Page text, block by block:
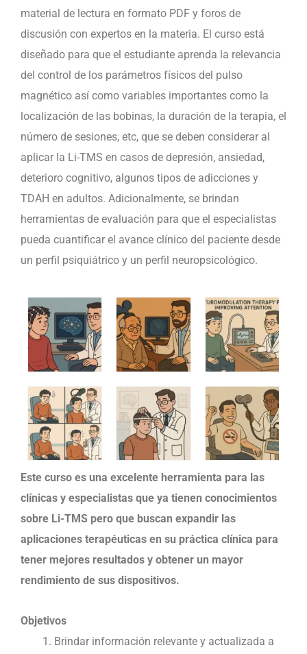
material de lectura en formato PDF y foros de
discusión con expertos en la materia. El curso está
diseñado para que el estudiante aprenda la relevancia
del control de los parámetros físicos del pulso
magnético así como variables importantes como la
localización de las bobinas, la duración de la terapia, el
número de sesiones, etc, que se deben considerar al
aplicar la Li-TMS en casos de depresión, ansiedad,
deterioro cognitivo, algunos tipos de adicciones y
TDAH en adultos. Adicionalmente, se brindan
herramientas de evaluación para que el especialistas
pueda cuantificar el avance clínico del paciente desde
un perfil psiquiátrico y un perfil neuropsicológico.
Este curso es una excelente herramienta para las
clínicas y especialistas que ya tienen conocimientos
sobre Li-TMS pero que buscan expandir las
aplicaciones terapéuticas en su práctica clínica para
tener mejores resultados y obtener un mayor
rendimiento de sus dispositivos.
Objetivos
Brindar información relevante y actualizada a